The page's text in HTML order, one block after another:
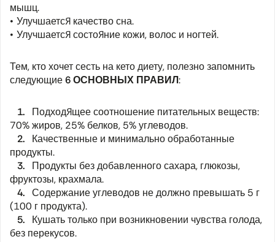
мышц.
Улучшается качество сна.
Улучшается состояние кожи, волос и ногтей.
Тем, кто хочет сесть на кето диету, полезно запомнить
следующие6 ОСНОВНЫХ ПРАВИЛ:
1. Подходящее соотношение питательных веществ:
70% жиров, 25% белков, 5% углеводов.
2.
Качественные и минимально обработанные
продукты.
3. Продукты без добавленного сахара, глюкозы,
фруктозы, крахмала.
4. Содержание углеводов не должно превышать 5 г
(100 г продукта).
5. Кушать только при возникновении чувства голода,
без перекусов.